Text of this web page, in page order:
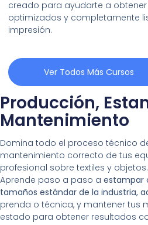
creado para ayudarte a
optimizados y completamente
impresión.
Ver Todos Más Cursos
Producción,
Mantenimiento
Domina todo el proceso técnico
mantenimiento correcto de tus
profesional sobre textiles y objetos.
Aprende paso a paso a estampar
tamaños estándar de la industria,
prenda o técnica, y mantener tus
estado para obtener resultados